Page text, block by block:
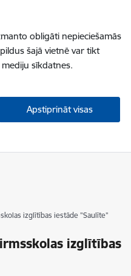
obligāti nepieciešamās
šajā vietnē var tikt
sīkdatnes.
Apstiprināt visas
izglītības iestāde "Saulīte"
izglītības